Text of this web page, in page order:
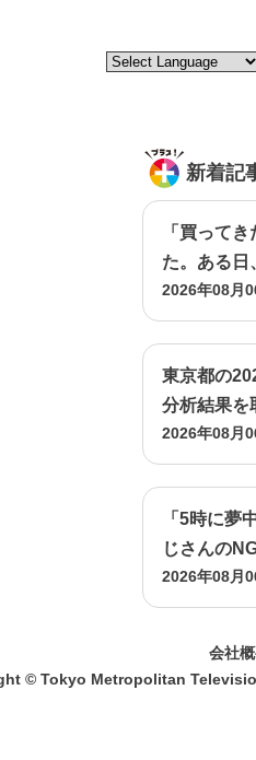
新着記
「買って
た。ある日
に取り巻き
2026年08月
東京都の
分析結果を
2026年08月
「5時に夢
じさんの
2026年08月
会社
© Tokyo Metropolitan